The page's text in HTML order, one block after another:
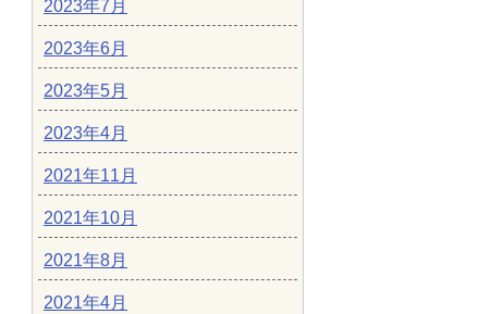
2023年7月
2023年6月
2023年5月
2023年4月
2021年11月
2021年10月
2021年8月
2021年4月